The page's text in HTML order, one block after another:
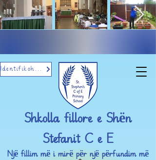
Një fillim më i mirë për një përfundim më
Identifikohu me email
Shkolla fillore e Shën
Stefanit C e E